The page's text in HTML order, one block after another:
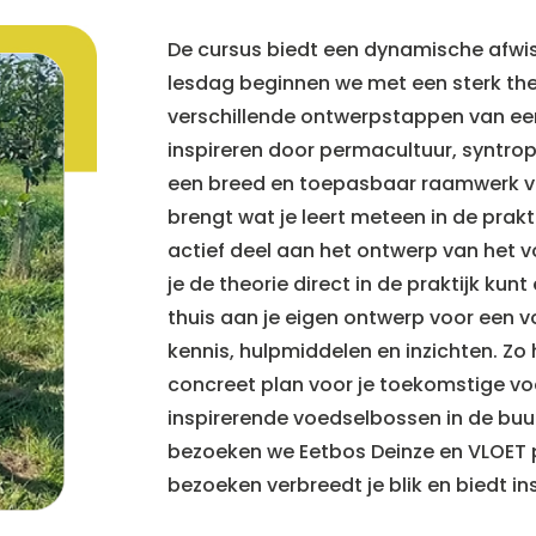
De cursus biedt een dynamische
lesdag beginnen we met een sterk
verschillende ontwerpstappen van
inspireren door permacultuur,
een ​​breed en toepasbaar raamwerk
brengt wat je leert meteen in de
actief deel aan het ontwerp van het
je de theorie direct in de praktijk kunt
thuis aan je eigen ontwerp voor een
kennis, hulpmiddelen en inzichten.
concreet plan voor je toekomstige
inspirerende voedselbossen in de
bezoeken we Eetbos Deinze en
bezoeken verbreedt je blik en biedt